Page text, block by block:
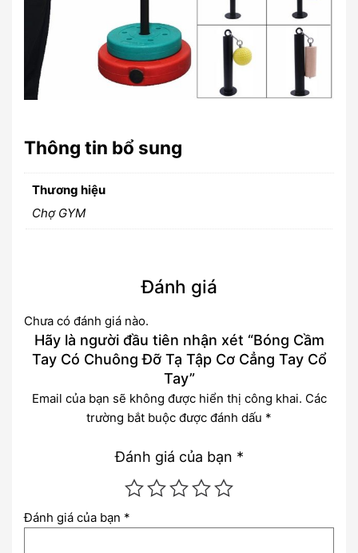
Thông tin bổ sung
Thương hiệu
Chợ GYM
Đánh giá
Chưa có đánh giá nào.
Hãy là người đầu tiên nhận xét “Bóng Cầm
Tay Có Chuông Đỡ Tạ Tập Cơ Cẳng Tay Cổ
Tay”
Email của bạn sẽ không được hiển thị công khai. Các
trường bắt buộc được đánh dấu *
Đánh giá của bạn *
Đánh giá của bạn *